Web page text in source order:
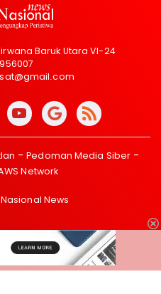
Baruk Utara VI-24
Pedoman Media Siber
Network
News